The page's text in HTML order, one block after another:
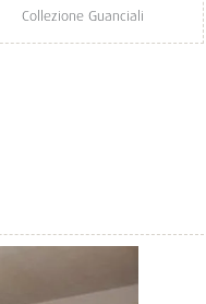
Collezione Guanciali